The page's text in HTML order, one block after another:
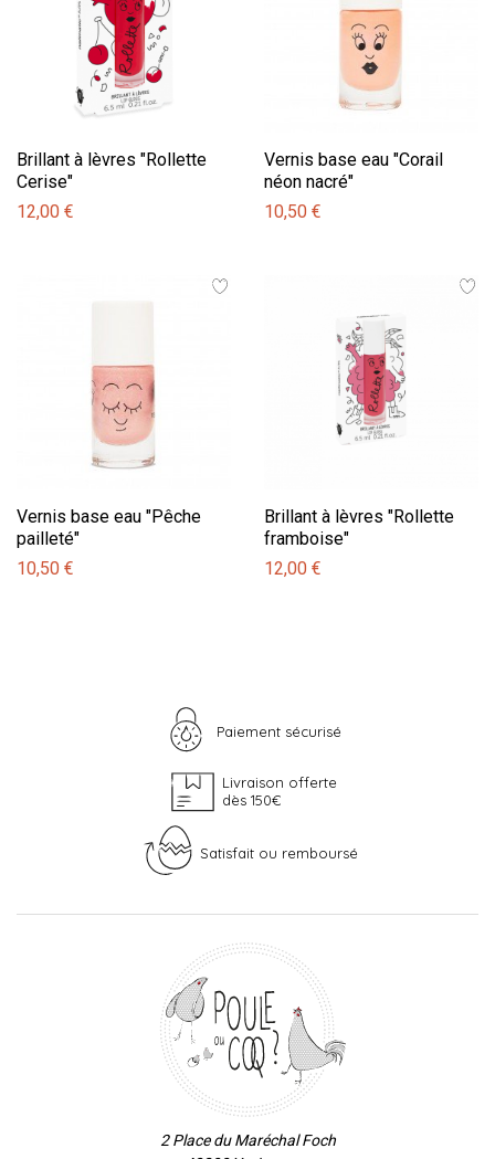
Brillant à lèvres "Rollette
Cerise"
12,00 €
Vernis base eau "Corail
néon nacré"
10,50 €
Vernis base eau "Pêche
pailleté"
10,50 €
Brillant à lèvres "Rollette
framboise"
12,00 €
Paiement sécurisé
Livraison offerte
dès 150€
Satisfait ou remboursé
2 Place du Maréchal Foch